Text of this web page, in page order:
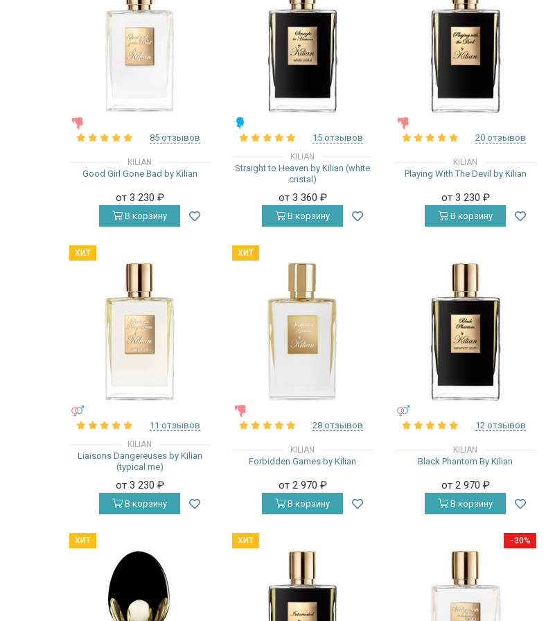
85 отзывов
KILIAN
Good Girl Gone Bad by Kilian
от 3 230 ₽
В корзину
15 отзывов
KILIAN
Straight to Heaven by Kilian (white
cristal)
от 3 360 ₽
В корзину
20 отзывов
KILIAN
Playing With The Devil by Kilian
от 3 230 ₽
В корзину
ХИТ
11 отзывов
KILIAN
Liaisons Dangereuses by Kilian
(typical me)
от 3 230 ₽
В корзину
ХИТ
28 отзывов
KILIAN
Forbidden Games by Kilian
от 2 970 ₽
В корзину
12 отзывов
KILIAN
Black Phantom By Kilian
от 2 970 ₽
В корзину
ХИТ ХИТ −30%